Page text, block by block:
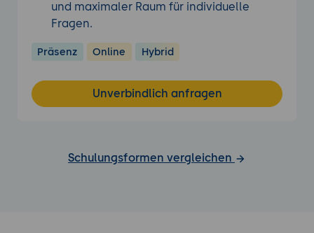
und maximaler Raum für individuelle
Fragen.
Präsenz Online Hybrid
Unverbindlich anfragen
Schulungsformen vergleichen